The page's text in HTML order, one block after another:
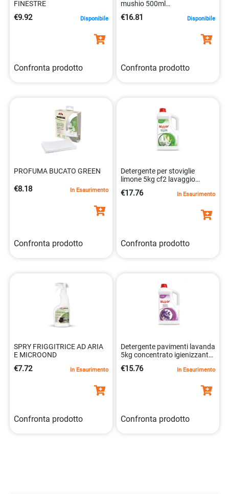
FINESTRE
€9.92 Disponibile
Confronta prodotto
mushio 500ml
8050999571106
€16.81 Disponibile
Confronta prodotto
PROFUMA BUCATO GREEN
€8.18 In Esaurimento
Confronta prodotto
Detergente per stoviglie
limone 5kg cf2 lavaggio
€17.76 In Esaurimento
Confronta prodotto
SPRY FRIGGITRICE AD ARIA
E MICROOND
€7.72 In Esaurimento
Confronta prodotto
Detergente pavimenti lavanda
5kg concentrato igienizzante
€15.76 In Esaurimento
Confronta prodotto